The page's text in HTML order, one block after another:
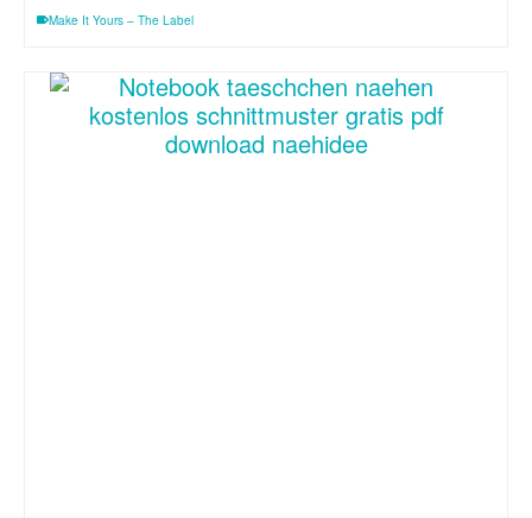
Make It Yours – The Label